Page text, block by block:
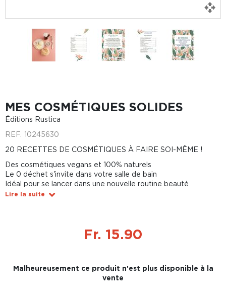
MES COSMÉTIQUES SOLIDES
Éditions Rustica
REF. 10245630
20 RECETTES DE COSMÉTIQUES À FAIRE SOI-MÊME !
Des cosmétiques vegans et 100% naturels
Le 0 déchet s'invite dans votre salle de bain
Idéal pour se lancer dans une nouvelle routine beauté
Lire la suite
Fr. 15.90
Malheureusement ce produit n'est plus disponible à la
vente